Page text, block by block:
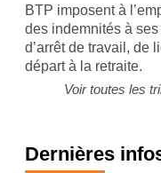
BTP imposent à
des indemnités à
d’arrêt de travail, de
départ à la retraite.
Voir toutes les
Dernières